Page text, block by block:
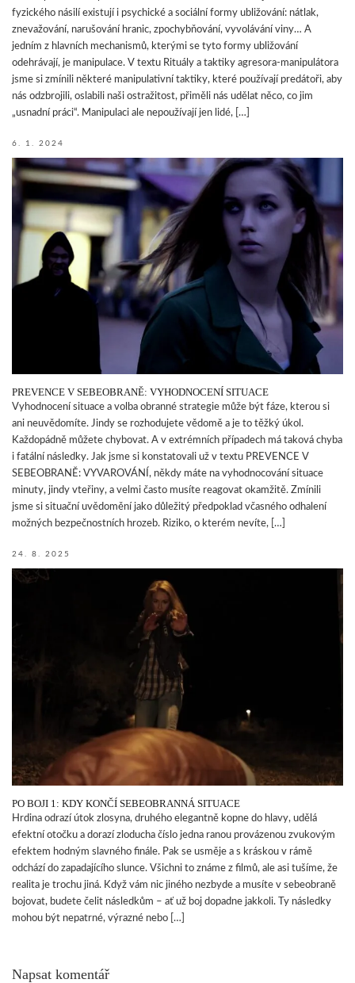
fyzického násilí existují i psychické a sociální formy ubližování: nátlak,
znevažování, narušování hranic, zpochybňování, vyvolávání viny… A
jedním z hlavních mechanismů, kterými se tyto formy ubližování
odehrávají, je manipulace. V textu Rituály a taktiky agresora-manipulátora
jsme si zmínili některé manipulativní taktiky, které používají predátoři, aby
nás odzbrojili, oslabili naši ostražitost, přiměli nás udělat něco, co jim
„usnadní práci“. Manipulaci ale nepoužívají jen lidé, […]
6. 1. 2024
PREVENCE V SEBEOBRANĚ: VYHODNOCENÍ SITUACE
Vyhodnocení situace a volba obranné strategie může být fáze, kterou si
ani neuvědomíte. Jindy se rozhodujete vědomě a je to těžký úkol.
Každopádně můžete chybovat. A v extrémních případech má taková chyba
i fatální následky. Jak jsme si konstatovali už v textu PREVENCE V
SEBEOBRANĚ: VYVAROVÁNÍ, někdy máte na vyhodnocování situace
minuty, jindy vteřiny, a velmi často musíte reagovat okamžitě. Zmínili
jsme si situační uvědomění jako důležitý předpoklad včasného odhalení
možných bezpečnostních hrozeb. Riziko, o kterém nevíte, […]
24. 8. 2025
PO BOJI 1: KDY KONČÍ SEBEOBRANNÁ SITUACE
Hrdina odrazí útok zlosyna, druhého elegantně kopne do hlavy, udělá
efektní otočku a dorazí zloducha číslo jedna ranou provázenou zvukovým
efektem hodným slavného finále. Pak se usměje a s kráskou v rámě
odchází do zapadajícího slunce. Všichni to známe z filmů, ale asi tušíme, že
realita je trochu jiná. Když vám nic jiného nezbyde a musíte v sebeobraně
bojovat, budete čelit následkům – ať už boj dopadne jakkoli. Ty následky
mohou být nepatrné, výrazné nebo […]
Napsat komentář